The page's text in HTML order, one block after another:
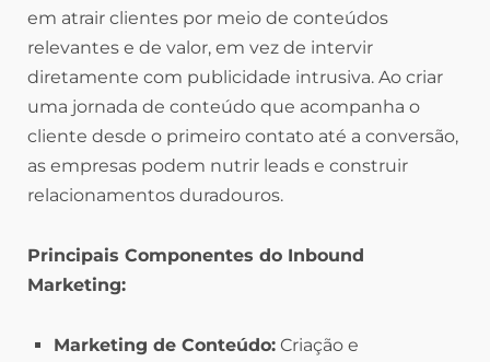
em atrair clientes por meio de conteúdos
relevantes e de valor, em vez de intervir
diretamente com publicidade intrusiva. Ao criar
uma jornada de conteúdo que acompanha o
cliente desde o primeiro contato até a conversão,
as empresas podem nutrir leads e construir
relacionamentos duradouros.
Principais Componentes do Inbound
Marketing:
Marketing de Conteúdo: Criação e